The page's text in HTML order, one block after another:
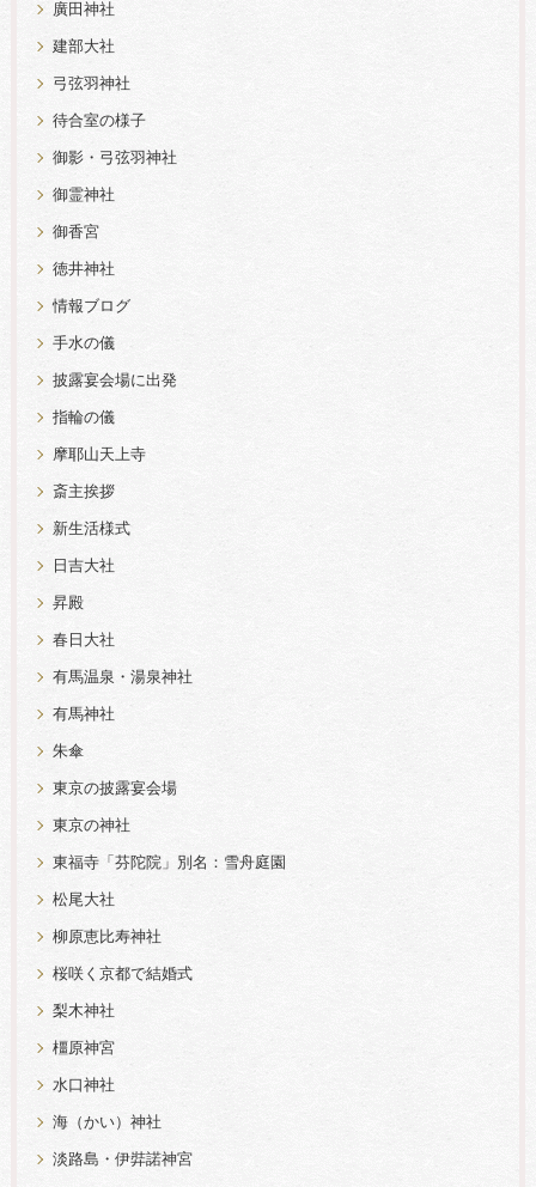
廣田神社
建部大社
弓弦羽神社
待合室の様子
御影・弓弦羽神社
御霊神社
御香宮
徳井神社
情報ブログ
手水の儀
披露宴会場に出発
指輪の儀
摩耶山天上寺
斎主挨拶
新生活様式
日吉大社
昇殿
春日大社
有馬温泉・湯泉神社
有馬神社
朱傘
東京の披露宴会場
東京の神社
東福寺「芬陀院」別名：雪舟庭園
松尾大社
柳原恵比寿神社
桜咲く京都で結婚式
梨木神社
橿原神宮
水口神社
海（かい）神社
淡路島・伊弉諾神宮